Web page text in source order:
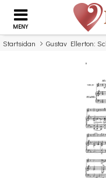
MENY
Startsidan Gustav Ellerton: